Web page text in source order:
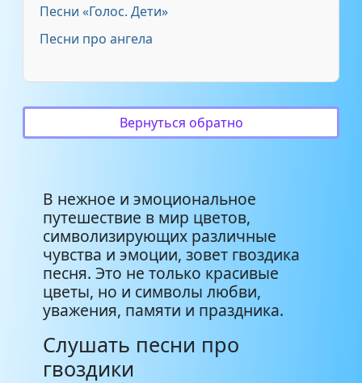
Иосиф Кобзон и Виктор Кохно
Песни «Голос. Дети»
Песни про ангела
Вернуться обратно
В нежное и эмоциональное
путешествие в мир цветов,
символизирующих различные
чувства и эмоции, зовет гвоздика
песня. Это не только красивые
цветы, но и символы любви,
уважения, памяти и праздника.
Слушать песни про
гвоздики